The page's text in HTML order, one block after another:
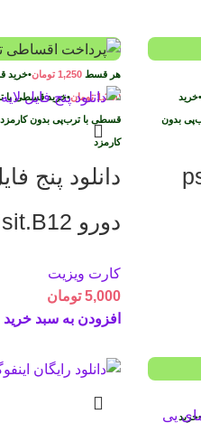
•خرید
بدون
هر قسط1,250 تومان•خرید
1,250 تومان•خرید قسطی با
قسطی با ترب‌پی بدون
کارمزد
دانلود پنج
دورو psd.visit.B12
کارت ویزیت
5,000 تومان
افزودن به سبد خرید
•خرید